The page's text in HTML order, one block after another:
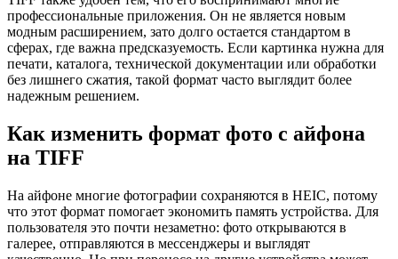
профессиональные приложения. Он не является новым
модным расширением, зато долго остается стандартом в
сферах, где важна предсказуемость. Если картинка нужна для
печати, каталога, технической документации или обработки
без лишнего сжатия, такой формат часто выглядит более
надежным решением.
Как изменить формат фото с айфона
на TIFF
На айфоне многие фотографии сохраняются в HEIC, потому
что этот формат помогает экономить память устройства. Для
пользователя это почти незаметно: фото открываются в
галерее, отправляются в мессенджеры и выглядят